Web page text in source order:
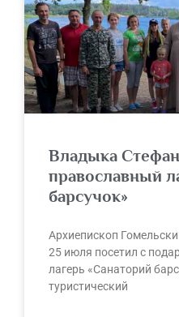
Владыка
православный
барсучок»
Архиепископ
25 июля посетил с
лагерь «Санаторий
туристический